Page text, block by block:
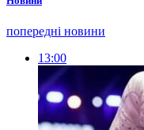
попередні новини
13:00